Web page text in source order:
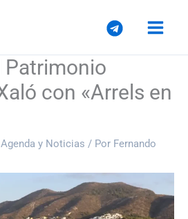
Patrimonio
con «Arrels en
Agenda y Noticias / Por Fernando